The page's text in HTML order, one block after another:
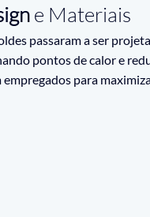
e Materiais
passaram a ser
pontos de calor e
para